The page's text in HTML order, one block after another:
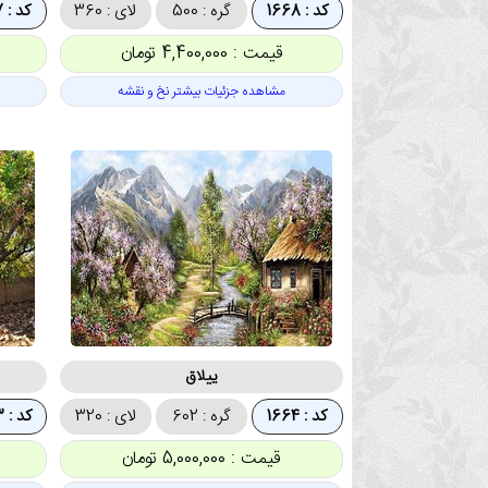
کد : 1668 گره : 500 لای : 360
قیمت : 4,400,000 تومان
مشاهده جزئیات بیشتر نخ و نقشه
کد : 1667
ییلاق
کد : 1664 گره : 602 لای : 320
قیمت : 5,000,000 تومان
کد : 1663